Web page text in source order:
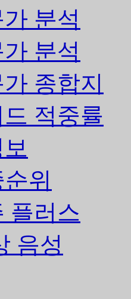
분석
분석
종합지
적중률
위
플러스
음성